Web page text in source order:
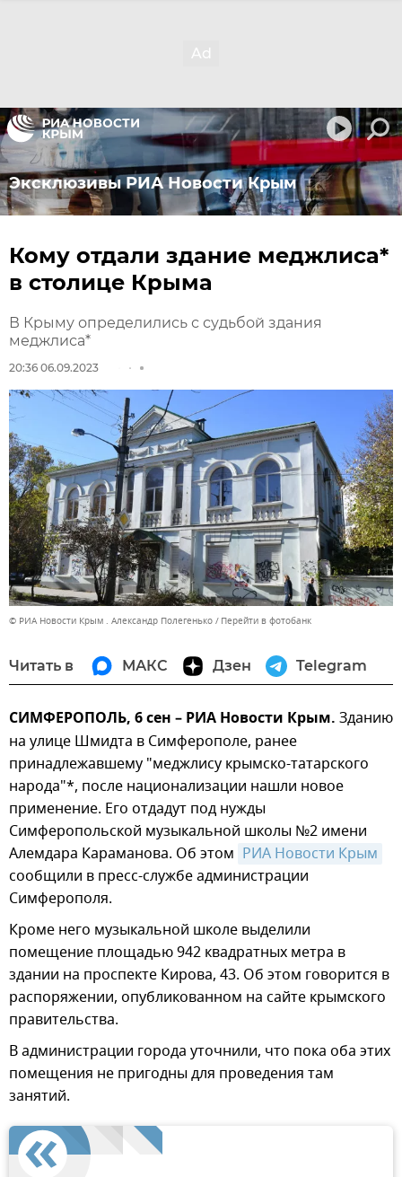
Эксклюзивы РИА Новости Крым
Кому отдали здание меджлиса*
в столице Крыма
В Крыму определились с судьбой здания
меджлиса*
20:36 06.09.2023
© РИА Новости Крым . Александр Полегенько Перейти в фотобанк
Читать в МАКС Дзен Telegram
СИМФЕРОПОЛЬ, 6 сен – РИА Новости Крым. Зданию
на улице Шмидта в Симферополе, ранее
принадлежавшему "меджлису крымско-татарского
народа"*, после национализации нашли новое
применение. Его отдадут под нужды
Симферопольской музыкальной школы №2 имени
Алемдара Караманова. Об этом РИА Новости Крым
сообщили в пресс-службе администрации
Симферополя.
Кроме него музыкальной школе выделили
помещение площадью 942 квадратных метра в
здании на проспекте Кирова, 43. Об этом говорится в
распоряжении, опубликованном на сайте крымского
правительства.
В администрации города уточнили, что пока оба этих
помещения не пригодны для проведения там
занятий.